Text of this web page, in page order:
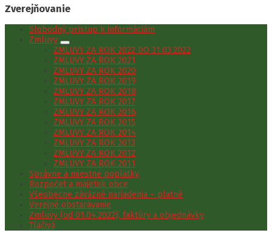
Zverejňovanie
Slobodný prístup k informáciám
Zmluvy
ZMLUVY ZA ROK 2022 DO 31.03.2022
ZMLUVY ZA ROK 2021
ZMLUVY ZA ROK 2020
ZMLUVY ZA ROK 2019
ZMLUVY ZA ROK 2018
ZMLUVY ZA ROK 2017
ZMLUVY ZA ROK 2016
ZMLUVY ZA ROK 2015
ZMLUVY ZA ROK 2014
ZMLUVY ZA ROK 2013
ZMLUVY ZA ROK 2012
ZMLUVY ZA ROK 2011
Správne a miestne poplatky
Rozpočet a majetok obce
Všeobecne záväzné nariadenia – platné
Verejné obstarávanie
Zmluvy (od 01.04.2022), faktúry a objednávky
Tlačivá